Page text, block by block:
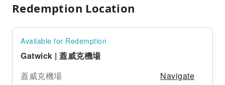
Redemption Location
Available for Redemption
Gatwick | 蓋威克機場
蓋威克機場
Navigate